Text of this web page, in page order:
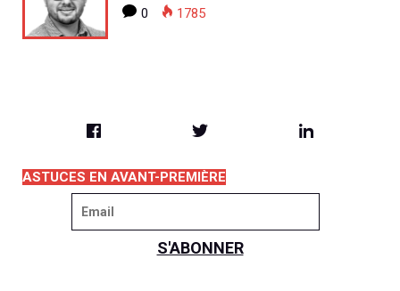
0
1785
ASTUCES EN AVANT-PREMIÈRE